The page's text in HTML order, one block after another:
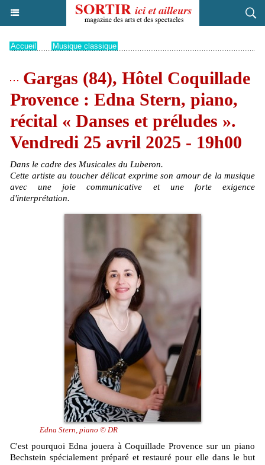
Accueil Musique classique
Gargas (84), Hôtel Coquillade
Provence : Edna Stern, piano,
récital « Danses et préludes ».
Vendredi 25 avril 2025 - 19h00
Dans le cadre des Musicales du Luberon.
Cette artiste au toucher délicat exprime son amour de la musique
avec une joie communicative et une forte exigence
d'interprétation.
Edna Stern, piano © DR
C'est pourquoi Edna jouera à Coquillade Provence sur un piano
Bechstein spécialement préparé et restauré pour elle dans le but